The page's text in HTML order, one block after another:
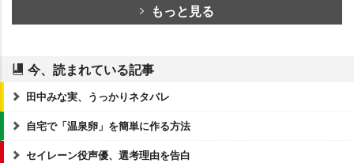
もっと見る
今、読まれている記事
田中みな実、うっかりネタバレ
自宅で「温泉卵」を簡単に作る方法
セイレーン役声優、選考理由を告白